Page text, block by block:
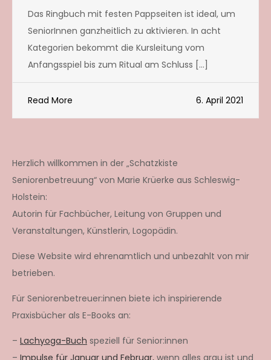
Das Ringbuch mit festen Pappseiten ist ideal, um
SeniorInnen ganzheitlich zu aktivieren. In acht
Kategorien bekommt die Kursleitung vom
Anfangsspiel bis zum Ritual am Schluss […]
Read More 6. April 2021
Herzlich willkommen in der „Schatzkiste
Seniorenbetreuung“ von Marie Krüerke aus Schleswig-
Holstein:
Autorin für Fachbücher, Leitung von Gruppen und
Veranstaltungen, Künstlerin, Logopädin.
Diese Website wird ehrenamtlich und unbezahlt von mir
betrieben.
Für Seniorenbetreuer:innen biete ich inspirierende
Praxisbücher als E-Books an:
– Lachyoga-Buch speziell für Senior:innen
– Impulse für Januar und Februar, wenn alles grau ist und